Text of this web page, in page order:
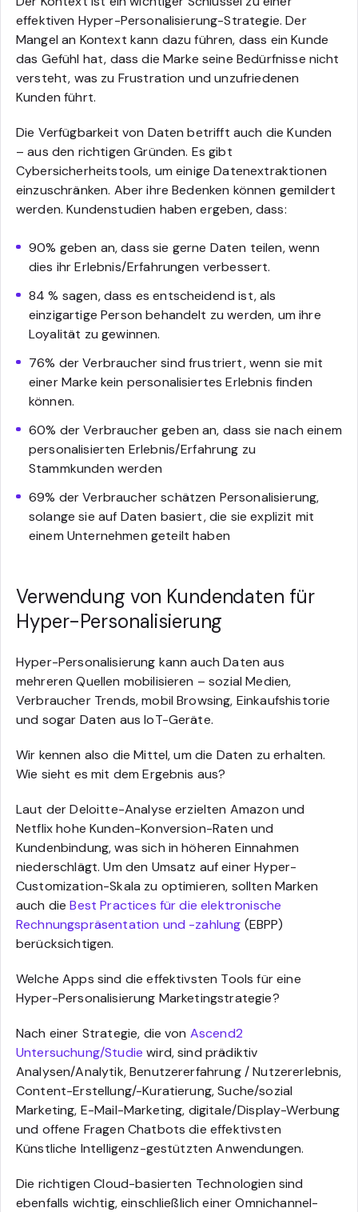
effektiven Hyper-Personalisierung-Strategie. Der
Mangel an Kontext kann dazu führen, dass ein Kunde
das Gefühl hat, dass die Marke seine Bedürfnisse nicht
versteht, was zu Frustration und unzufriedenen
Kunden führt.
Die Verfügbarkeit von Daten betrifft auch die Kunden
– aus den richtigen Gründen. Es gibt
Cybersicherheitstools, um einige Datenextraktionen
einzuschränken. Aber ihre Bedenken können gemildert
werden. Kundenstudien haben ergeben, dass:
90% geben an, dass sie gerne Daten teilen, wenn
dies ihr Erlebnis/Erfahrungen verbessert.
84 % sagen, dass es entscheidend ist, als
einzigartige Person behandelt zu werden, um ihre
Loyalität zu gewinnen.
76% der Verbraucher sind frustriert, wenn sie mit
einer Marke kein personalisiertes Erlebnis finden
können.
60% der Verbraucher geben an, dass sie nach einem
personalisierten Erlebnis/Erfahrung zu
Stammkunden werden
69% der Verbraucher schätzen Personalisierung,
solange sie auf Daten basiert, die sie explizit mit
einem Unternehmen geteilt haben
Verwendung von Kundendaten für
Hyper-Personalisierung
Hyper-Personalisierung kann auch Daten aus
mehreren Quellen mobilisieren – sozial Medien,
Verbraucher Trends, mobil Browsing, Einkaufshistorie
und sogar Daten aus IoT-Geräte.
Wir kennen also die Mittel, um die Daten zu erhalten.
Wie sieht es mit dem Ergebnis aus?
Laut der Deloitte-Analyse erzielten Amazon und
Netflix hohe Kunden-Konversion-Raten und
Kundenbindung, was sich in höheren Einnahmen
niederschlägt. Um den Umsatz auf einer Hyper-
Customization-Skala zu optimieren, sollten Marken
auch dieBest Practices für die elektronische
Rechnungspräsentation und -zahlung (EBPP)
berücksichtigen.
Welche Apps sind die effektivsten Tools für eine
Hyper-Personalisierung Marketingstrategie?
Nach einer Strategie, die von Ascend2
Untersuchung/Studie wird, sind prädiktiv
Analysen/Analytik, Benutzererfahrung / Nutzererlebnis,
Content-Erstellung/-Kuratierung, Suche/sozial
Marketing, E-Mail-Marketing, digitale/Display-Werbung
und offene Fragen Chatbots die effektivsten
Künstliche Intelligenz-gestützten Anwendungen.
Die richtigen Cloud-basierten Technologien sind
ebenfalls wichtig, einschließlich einer Omnichannel-